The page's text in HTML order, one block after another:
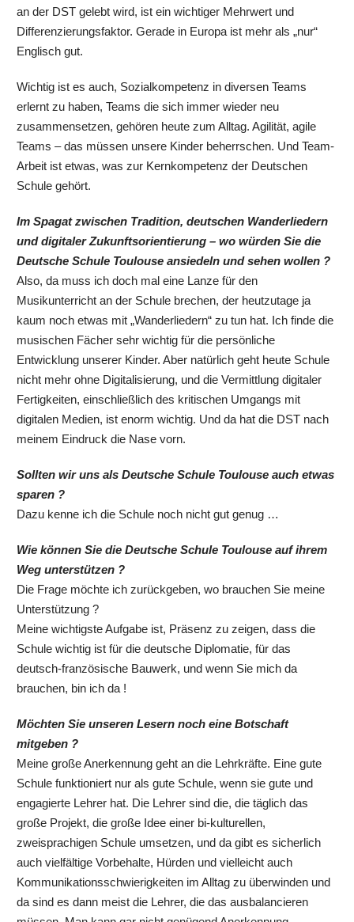
an der DST gelebt wird, ist ein wichtiger Mehrwert und
Differenzierungsfaktor. Gerade in Europa ist mehr als „nur“
Englisch gut.
Wichtig ist es auch, Sozialkompetenz in diversen Teams
erlernt zu haben, Teams die sich immer wieder neu
zusammensetzen, gehören heute zum Alltag. Agilität, agile
Teams – das müssen unsere Kinder beherrschen. Und Team-
Arbeit ist etwas, was zur Kernkompetenz der Deutschen
Schule gehört.
Im Spagat zwischen Tradition, deutschen Wanderliedern
und digitaler Zukunftsorientierung – wo würden Sie die
Deutsche Schule Toulouse ansiedeln und sehen wollen ?
Also, da muss ich doch mal eine Lanze für den
Musikunterricht an der Schule brechen, der heutzutage ja
kaum noch etwas mit „Wanderliedern“ zu tun hat. Ich finde die
musischen Fächer sehr wichtig für die persönliche
Entwicklung unserer Kinder. Aber natürlich geht heute Schule
nicht mehr ohne Digitalisierung, und die Vermittlung digitaler
Fertigkeiten, einschließlich des kritischen Umgangs mit
digitalen Medien, ist enorm wichtig. Und da hat die DST nach
meinem Eindruck die Nase vorn.
Sollten wir uns als Deutsche Schule Toulouse auch etwas
sparen ?
Dazu kenne ich die Schule noch nicht gut genug …
Wie können Sie die Deutsche Schule Toulouse auf ihrem
Weg unterstützen ?
Die Frage möchte ich zurückgeben, wo brauchen Sie meine
Unterstützung ?
Meine wichtigste Aufgabe ist, Präsenz zu zeigen, dass die
Schule wichtig ist für die deutsche Diplomatie, für das
deutsch-französische Bauwerk, und wenn Sie mich da
brauchen, bin ich da !
Möchten Sie unseren Lesern noch eine Botschaft
mitgeben ?
Meine große Anerkennung geht an die Lehrkräfte. Eine gute
Schule funktioniert nur als gute Schule, wenn sie gute und
engagierte Lehrer hat. Die Lehrer sind die, die täglich das
große Projekt, die große Idee einer bi-kulturellen,
zweisprachigen Schule umsetzen, und da gibt es sicherlich
auch vielfältige Vorbehalte, Hürden und vielleicht auch
Kommunikationsschwierigkeiten im Alltag zu überwinden und
da sind es dann meist die Lehrer, die das ausbalancieren